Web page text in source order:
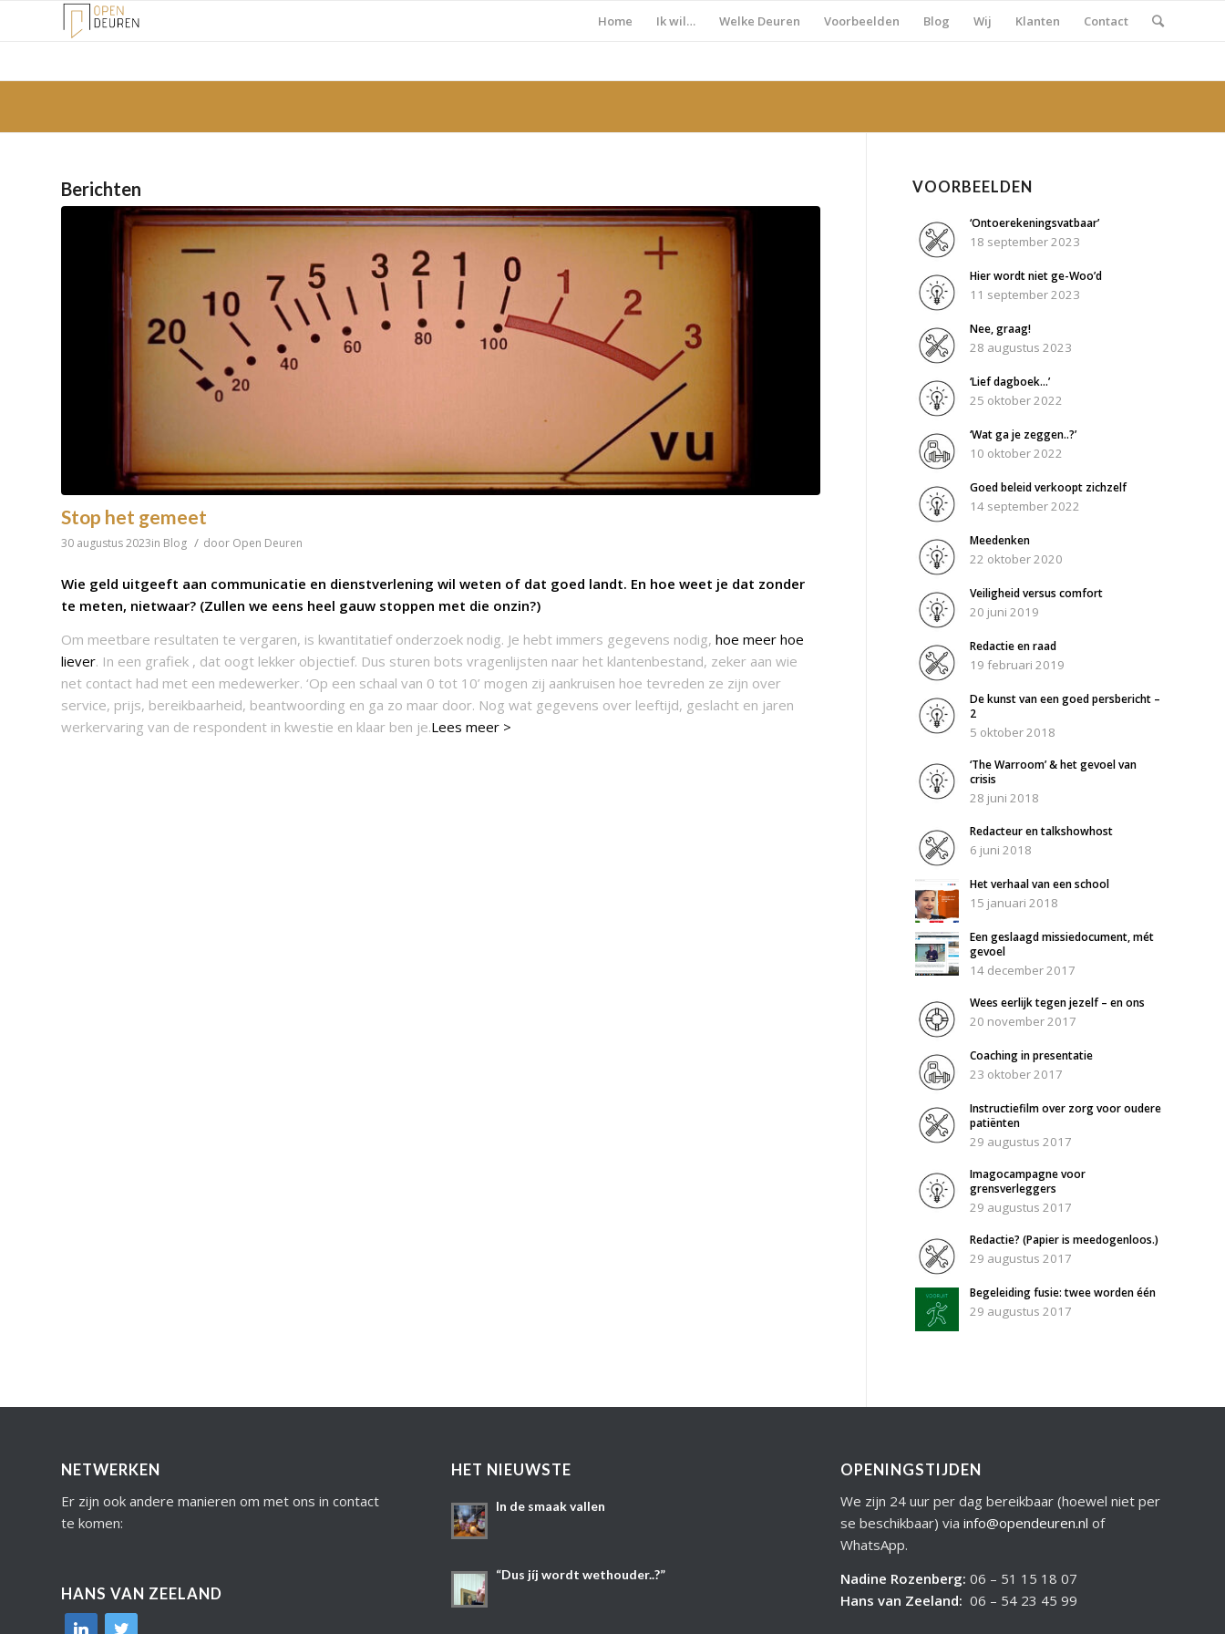
Home Ik wil… Welke Deuren Voorbeelden Blog Wij Klanten Contact
Berichten
Stop het gemeet
30 augustus 2023in Blog / door Open Deuren
Wie geld uitgeeft aan communicatie en dienstverlening wil weten of dat goed landt. En hoe weet je dat zonder
te meten, nietwaar? (Zullen we eens heel gauw stoppen met die onzin?)
Om meetbare resultaten te vergaren, is kwantitatief onderzoek nodig. Je hebt immers gegevens nodig, hoe meer hoe
liever. In een grafiek , dat oogt lekker objectief. Dus sturen bots vragenlijsten naar het klantenbestand, zeker aan wie
net contact had met een medewerker. ‘Op een schaal van 0 tot 10’ mogen zij aankruisen hoe tevreden ze zijn over
service, prijs, bereikbaarheid, beantwoording en ga zo maar door. Nog wat gegevens over leeftijd, geslacht en jaren
werkervaring van de respondent in kwestie en klaar ben je.Lees meer >
VOORBEELDEN
‘Ontoerekeningsvatbaar’
18 september 2023
Hier wordt niet ge-Woo’d
11 september 2023
Nee, graag!
28 augustus 2023
‘Lief dagboek…’
25 oktober 2022
‘Wat ga je zeggen..?’
10 oktober 2022
Goed beleid verkoopt zichzelf
14 september 2022
Meedenken
22 oktober 2020
Veiligheid versus comfort
20 juni 2019
Redactie en raad
19 februari 2019
De kunst van een goed persbericht –
2
5 oktober 2018
‘The Warroom’ & het gevoel van
crisis
28 juni 2018
Redacteur en talkshowhost
6 juni 2018
Het verhaal van een school
15 januari 2018
Een geslaagd missiedocument, mét
gevoel
14 december 2017
Wees eerlijk tegen jezelf – en ons
20 november 2017
Coaching in presentatie
23 oktober 2017
Instructiefilm over zorg voor oudere
patiënten
29 augustus 2017
Imagocampagne voor
grensverleggers
29 augustus 2017
Redactie? (Papier is meedogenloos.)
29 augustus 2017
Begeleiding fusie: twee worden één
29 augustus 2017
NETWERKEN
Er zijn ook andere manieren om met ons in contact
te komen:
HANS VAN ZEELAND
linkedin
twitter
HET NIEUWSTE
In de smaak vallen
“Dus jíj wordt wethouder..?”
OPENINGSTIJDEN
We zijn 24 uur per dag bereikbaar (hoewel niet per
se beschikbaar) viainfo@opendeuren.nl of
WhatsApp.
Nadine Rozenberg:06 – 51 15 18 07
Hans van Zeeland:06 – 54 23 45 99